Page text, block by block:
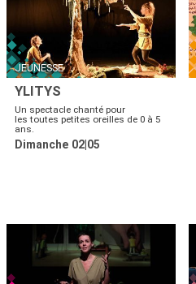
JEUNESSE
YLITYS
Un spectacle chanté pour
les toutes petites oreilles de 0 à 5
ans.
Dimanche 02|05